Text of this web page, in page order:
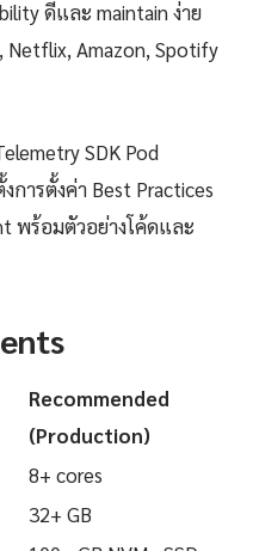
ดีและ maintain ง่าย
Netflix, Amazon, Spotify
SDK Pod
ารตั้งค่า Best Practices
พร้อมตัวอย่างโค้ดและ
Recommended
(Production)
8+ cores
32+ GB